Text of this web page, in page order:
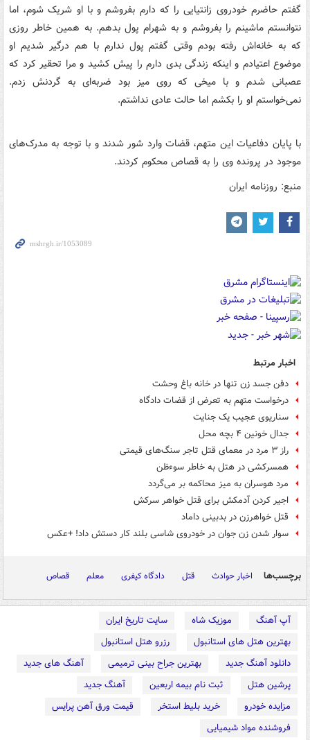
گفتم حاضرم خودروی زانتیایی را که دارم بفروشم و با او شریک شوم، اما
نتوانستم ماشینم را بفروشم و به شهرام پول بدهم. به همین خاطر روزی
که به خانه‌اش رفته بودم وقتی گفتم پول ندارم با هم درگیر شدیم او
موضوع اعتیادم و اینکه زندگی بدی دارم را پیش کشید و مرا تحقیر کرد که
عصبانی شدم و با میخی که روی میز بود ضربه‌ای به گردنش زدم.
نمی‌خواستم او را بکشم اما حالت عادی نداشتم.
با پایان دفاعیات این متهم، قضات وارد شور شدند و با توجه به مدرک‌های
موجود در پرونده وی را به قصاص محکوم کردند.
منبع: روزنامه ایران
اخبار مرتبط
دفن جسد زن تنها در خانه باغ وحشت
درخواست متهم به تعرض از قضات دادگاه
سناریوی عجیب یک جنایت
جدال خونین ۴ بچه محل
راز ۳ مرد در معمای قتل تاجر سنگ‌های قیمتی
همسرکشی در هتل به خاطر سوءظن
مرد هوسران به میز محاکمه بر می‌گردد
اجیر کردن آدمکش برای قتل خواهر سرکش
قتل خواهرزن در بدبینی داماد
سوار شدن زن جوان در خودروی شاسی بلند کار دستش داد! +عکس
برچسب‌ها اخبار حوادث قتل دادگاه کیفری معلم قصاص
آپ آهنگ موزیک شاه
سایت تاریخ ایران
بهترین هتل های استانبول
رزرو هتل استانبول
دانلود آهنگ جدید
بهترین جراح بینی ترمیمی
آهنگ های جدید
پرشین هتل
ثبت نام بیمه اربعین
آهنگ جدید
مزایده خودرو
خرید بلیط استخر
قیمت ورق آهن پرایس
فروشنده مواد شیمیایی